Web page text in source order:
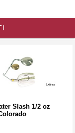
Slash 1/2 oz